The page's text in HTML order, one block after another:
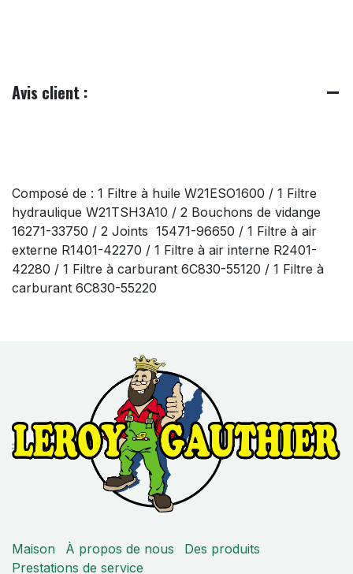
Avis client :
Composé de : 1 Filtre à huile W21ESO1600 / 1 Filtre
hydraulique W21TSH3A10 / 2 Bouchons de vidange
16271-33750 / 2 Joints 15471-96650 / 1 Filtre à air
externe R1401-42270 / 1 Filtre à air interne R2401-
42280 / 1 Filtre à carburant 6C830-55120 / 1 Filtre à
carburant 6C830-55220
Maison À propos de nous
Des produits
Prestations de service